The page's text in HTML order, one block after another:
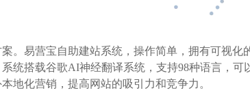
。易营宝自助建站系统，操作简单，拥有可视化
统搭载谷歌AI神经翻译系统，支持98种语言，可
地化营销，提高网站的吸引力和竞争力。